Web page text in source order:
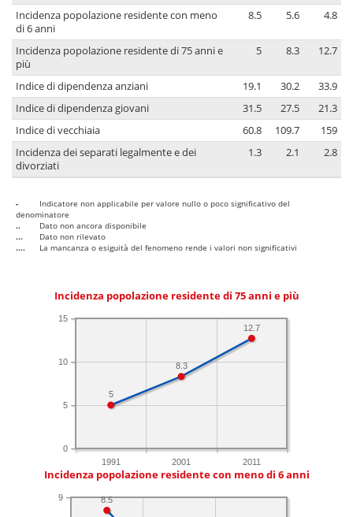
Incidenza popolazione residente con meno
di 6 anni
8.5 5.6 4.8
Incidenza popolazione residente di 75 anni e
più
5 8.3 12.7
Indice di dipendenza anziani 19.1 30.2
33.9
Indice di dipendenza giovani
31.5 27.5
21.3
Indice di vecchiaia
60.8 109.7
159
Incidenza dei separati legalmente e dei
divorziati
1.3 2.1 2.8
-
Indicatore non applicabile per valore nullo o poco significativo del
denominatore
..
Dato non ancora disponibile
...
Dato non rilevato
....
La mancanza o esiguità del fenomeno rende i valori non significativi
Incidenza popolazione residente di 75 anni e più
1991 2001 2011
0
5
10
15
12.7
8.3
5
Incidenza popolazione residente con meno di 6 anni
9 8.5